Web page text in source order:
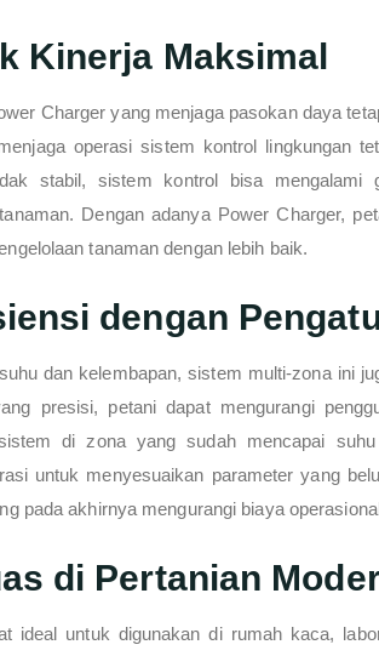
Kinerja Maksimal
Charger yang menjaga pasokan daya
operasi sistem kontrol lingkungan
stabil, sistem kontrol bisa mengalami
Dengan adanya Power Charger,
tanaman dengan lebih baik.
dengan
dan kelembapan, sistem multi-zona ini
presisi, petani dapat mengurangi
di zona yang sudah mencapai
untuk menyesuaikan parameter yang
pada akhirnya mengurangi biaya
di Pertanian
ideal untuk digunakan di rumah kaca,